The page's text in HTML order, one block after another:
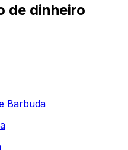
de dinheiro
Barbuda